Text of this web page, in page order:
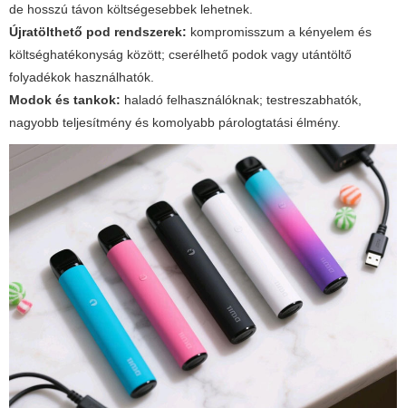
de hosszú távon költségesebbek lehetnek.
Újratölthető pod rendszerek: kompromisszum a kényelem és
költséghatékonyság között; cserélhető podok vagy utántöltő
folyadékok használhatók.
Modok és tankok: haladó felhasználóknak; testreszabhatók,
nagyobb teljesítmény és komolyabb párologtatási élmény.